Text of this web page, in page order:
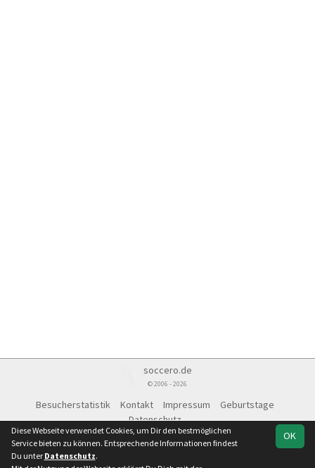
soccero.de
© 2006 - 2026
Besucherstatistik Kontakt Impressum
Geburtstage
Datenschutz
OK
Diese Webseite verwendet Cookies, um Dir den bestmöglichen
Service bieten zu können. Entsprechende Informationen findest
Du unter Datenschutz.